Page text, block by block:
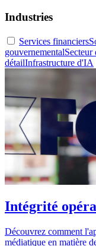
Industries
Services financiers
gouvernementalSecteur
détailInfrastructure d'IA
Intégrité
Découvrez comment
médiatique en matière